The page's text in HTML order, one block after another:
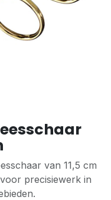
van 11,5 cm
precisiewerk in